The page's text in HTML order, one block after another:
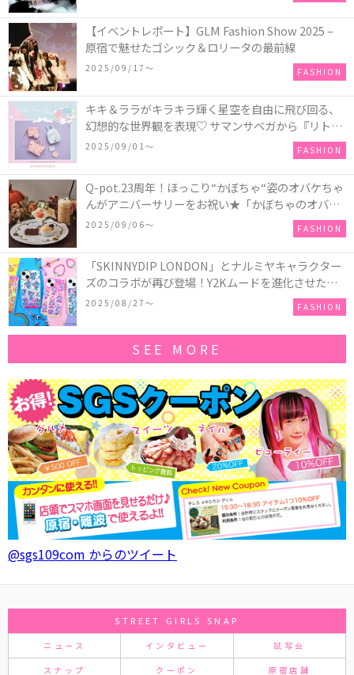
【イベントレポート】GLM Fashion Show 2025 –
原宿で魅せたゴシック＆ロリータの最前線
2025/09/17〜 FASHION
キキ＆ララがキラキラ輝く星空を自由に飛び回る、
幻想的な世界観を表現♡ サマンサベガから『リトル
ツインスターズ』50周年アニバーサリーイヤー』を
2025/09/01〜 FASHION
Q-pot.23周年！ほっこり“かぼちゃ“姿のオバケちゃ
んがアニバーサリーをお祝い★「かぼちゃのオバケ
ーキアクセサリー」が新発売！Q-pot CAFE.では
「かぼちゃのオバケーキプレート」も登場
2025/09/06〜 FASHION
「SKINNYDIP LONDON」とナルミヤキャラクター
ズのコラボが再び登場！Y2Kムードを進化させた新
作コレクションを発売♪
2025/08/27〜 FASHION
SEE MORE
@sgs109com からのツイート
STREET GIRLS SNAP
ニュース インタビュー 試写会
スナップ クーポン 原宿店舗